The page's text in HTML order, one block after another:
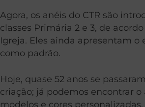
Agora, os anéis do CTR são
classes Primária 2 e 3, de
Igreja. Eles ainda apresentam o
como padrão.
Hoje, quase 52 anos se
criação; já podemos encontrar o
modelos e cores